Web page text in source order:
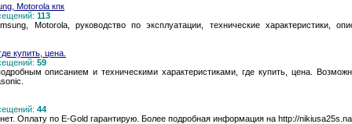
Motorola кпк
113
Motorola, руководство по эксплуатации, технические характеристики,
купить, цена.
59
описанием и техническими характеристиками, где купить, цена.
44
Оплату по E-Gold гарантирую. Более подробная информация на http://